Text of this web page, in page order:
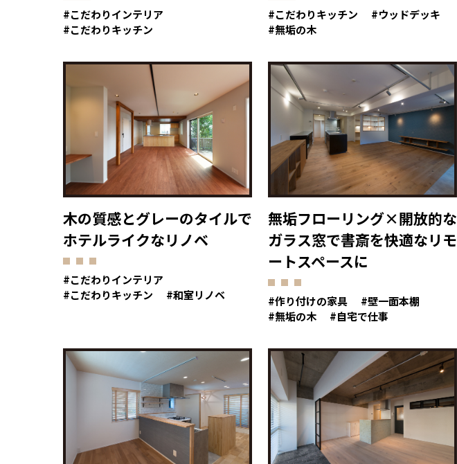
こだわりインテリア
こだわりキッチン
こだわりキッチン
ウッドデッキ
無垢の木
木の質感とグレーのタイルで
ホテルライクなリノベ
こだわりインテリア
こだわりキッチン
和室リノベ
無垢フローリング×開放的な
ガラス窓で書斎を快適なリモ
ートスペースに
作り付けの家具
壁一面本棚
無垢の木
自宅で仕事